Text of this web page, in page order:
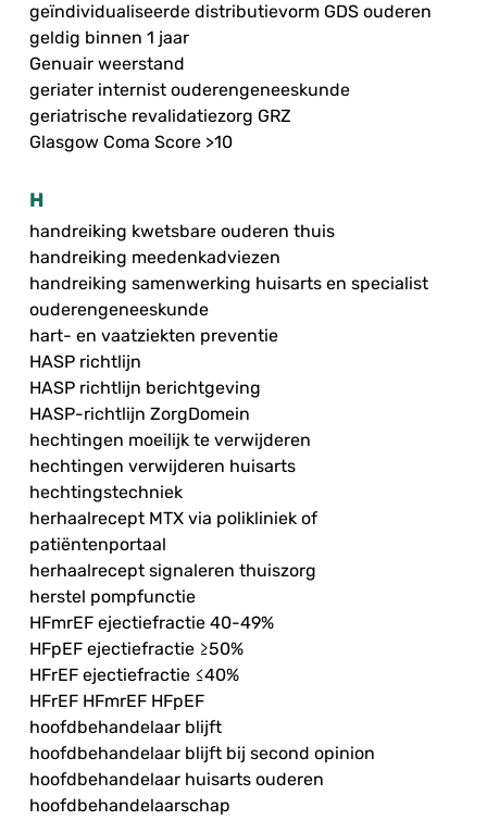
geïndividualiseerde distributievorm GDS ouderen
geldig binnen 1 jaar
Genuair weerstand
geriater internist ouderengeneeskunde
geriatrische revalidatiezorg GRZ
Glasgow Coma Score >10
H
handreiking kwetsbare ouderen thuis
handreiking meedenkadviezen
handreiking samenwerking huisarts en specialist
ouderengeneeskunde
hart- en vaatziekten preventie
HASP richtlijn
HASP richtlijn berichtgeving
HASP-richtlijn ZorgDomein
hechtingen moeilijk te verwijderen
hechtingen verwijderen huisarts
hechtingstechniek
herhaalrecept MTX via polikliniek of
patiëntenportaal
herhaalrecept signaleren thuiszorg
herstel pompfunctie
HFmrEF ejectiefractie 40-49%
HFpEF ejectiefractie ≥50%
HFrEF ejectiefractie ≤40%
HFrEF HFmrEF HFpEF
hoofdbehandelaar blijft
hoofdbehandelaar blijft bij second opinion
hoofdbehandelaar huisarts ouderen
hoofdbehandelaarschap